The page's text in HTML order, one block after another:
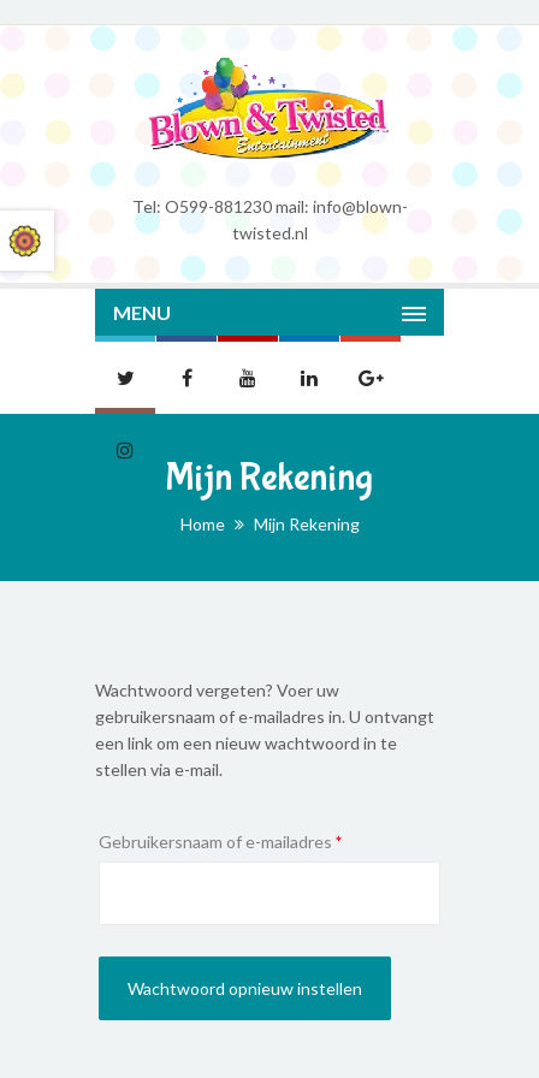
Tel: O599-881230 mail: info@blown-
twisted.nl
MENU
Mijn Rekening
Home Mijn Rekening
Wachtwoord vergeten? Voer uw
gebruikersnaam of e-mailadres in. U ontvangt
een link om een nieuw wachtwoord in te
stellen via e-mail.
Gebruikersnaam of e-mailadres *Required
Wachtwoord opnieuw instellen